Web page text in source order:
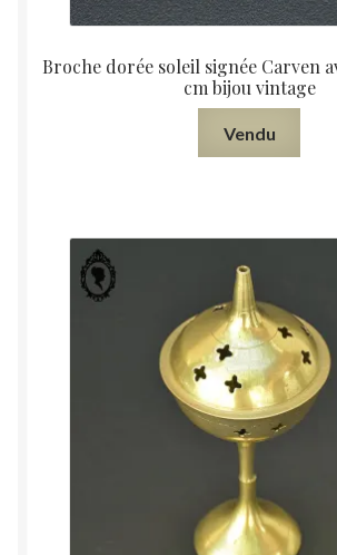
Broche dorée soleil signée Carven
cm bijou vintage
Vendu